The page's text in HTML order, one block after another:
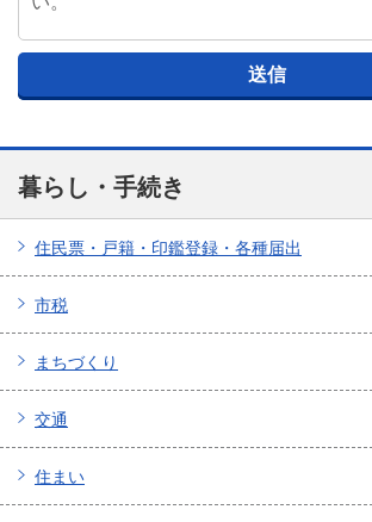
暮らし・手続き
住民票・戸籍・印鑑登録・各種届出
市税
まちづくり
交通
住まい